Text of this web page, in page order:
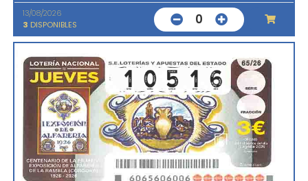
13/08/2026
3 DISPONIBLES 0